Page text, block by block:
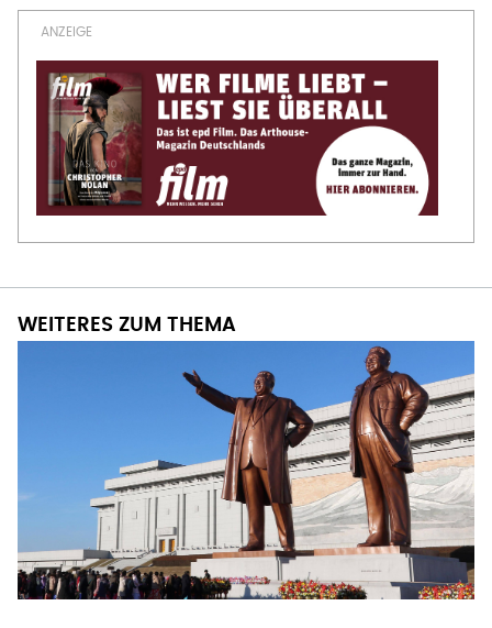
WEITERES ZUM THEMA